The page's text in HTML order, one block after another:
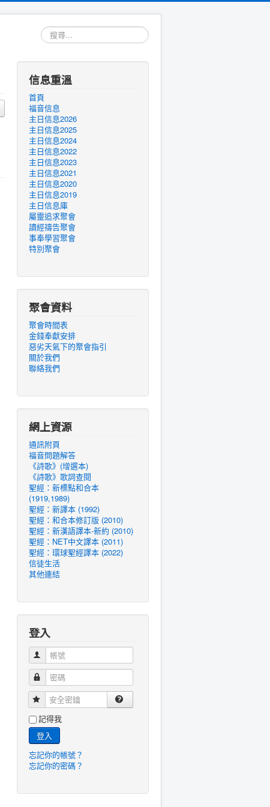
搜
尋...
信息重溫
首頁
福音信息
主日信息2026
主日信息2025
主日信息2024
主日信息2022
主日信息2023
主日信息2021
主日信息2020
主日信息2019
主日信息庫
屬靈追求聚會
讀經禱告聚會
事奉學習聚會
特別聚會
聚會資料
聚會時間表
金錢奉獻安排
惡劣天氣下的聚會指引
關於我們
聯絡我們
網上資源
通訊附頁
福音問題解答
《詩歌》(增選本)
《詩歌》歌詞查閱
聖經：新標點和合本
(1919,1989)
聖經：新譯本 (1992)
聖經：和合本修訂版 (2010)
聖經：新漢語譯本-新約 (2010)
聖經：NET中文譯本 (2011)
聖經：環球聖經譯本 (2022)
信徒生活
其他連結
登入
帳號
密碼
安全密鑰
記得我
登入
忘記你的帳號？
忘記你的密碼？